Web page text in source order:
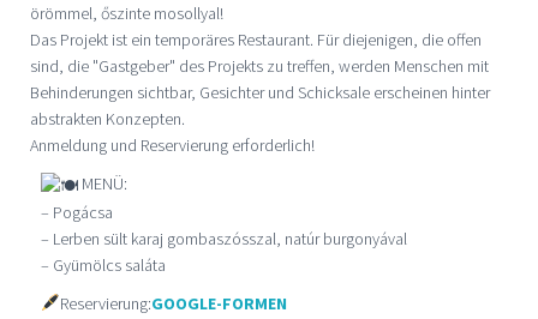
örömmel, őszinte mosollyal!
Das Projekt ist ein temporäres Restaurant. Für diejenigen, die offen
sind, die "Gastgeber" des Projekts zu treffen, werden Menschen mit
Behinderungen sichtbar, Gesichter und Schicksale erscheinen hinter
abstrakten Konzepten.
Anmeldung und Reservierung erforderlich!
MENÜ:
– Pogácsa
– Lerben sült karaj gombaszósszal, natúr burgonyával
– Gyümölcs saláta
Reservierung:GOOGLE-FORMEN